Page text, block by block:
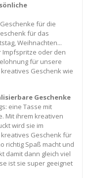
für die
für das
Weihnachten...
oder den
für unsere
Geschenk wie
Geschenke
eine Tasse mit
Mit ihrem kreativen
wird sie im
Geschenk für
richtig Spaß macht und
damit dann gleich viel
ist sie super geeignet